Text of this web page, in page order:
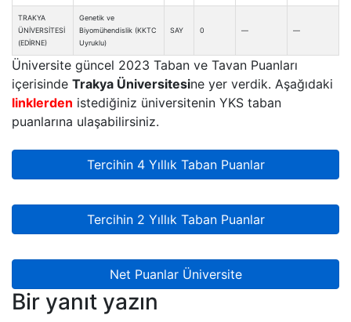
TRAKYA
ÜNİVERSİTESİ
(EDİRNE)
Genetik ve
Biyomühendislik (KKTC
Uyruklu)
SAY 0 — —
Üniversite güncel 2023 Taban ve Tavan Puanları
içerisinde Trakya Üniversitesine yer verdik. Aşağıdaki
linklerden istediğiniz üniversitenin YKS taban
puanlarına ulaşabilirsiniz.
Tercihin 4 Yıllık Taban Puanlar
Tercihin 2 Yıllık Taban Puanlar
Net Puanlar Üniversite
Bir yanıt yazın